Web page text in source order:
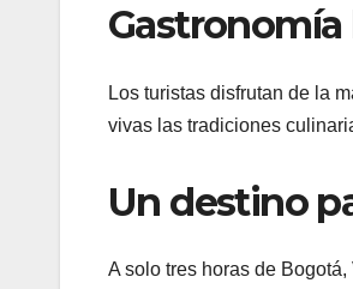
Los turistas disfrutan de la
vivas las tradiciones
Un destino
A solo tres horas de